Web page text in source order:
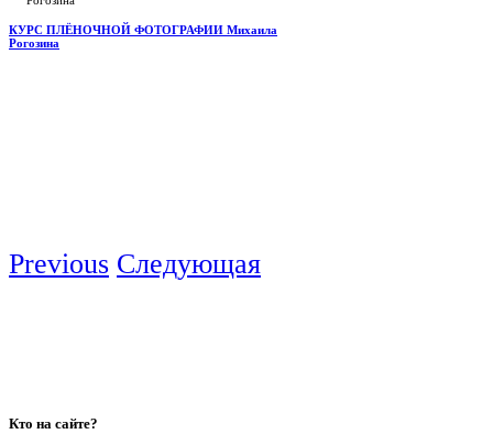
КУРС ПЛЁНОЧНОЙ ФОТОГРАФИИ Михаила
Рогозина
Previous Следующая
Кто на сайте?